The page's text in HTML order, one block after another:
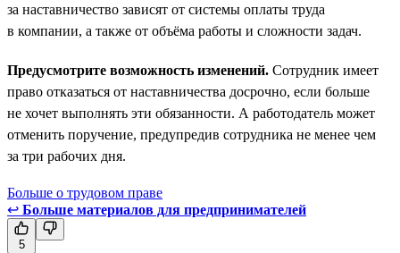
за наставничество зависят от системы оплаты труда
в компании, а также от объёма работы и сложности задач.
Предусмотрите возможность изменений. Сотрудник имеет
право отказаться от наставничества досрочно, если больше
не хочет выполнять эти обязанности. А работодатель может
отменить поручение, предупредив сотрудника не менее чем
за три рабочих дня.
Больше о трудовом праве
↩ Больше материалов для предпринимателей
5